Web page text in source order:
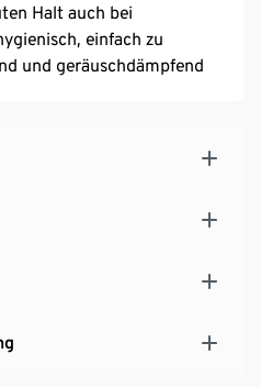
Halt auch bei
einfach zu
und geräuschdämpfend